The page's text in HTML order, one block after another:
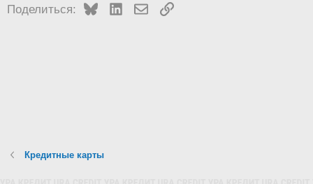
Поделиться: BlueskyLinkedInЭлектронная почта
Ссылка
Кредитные карты